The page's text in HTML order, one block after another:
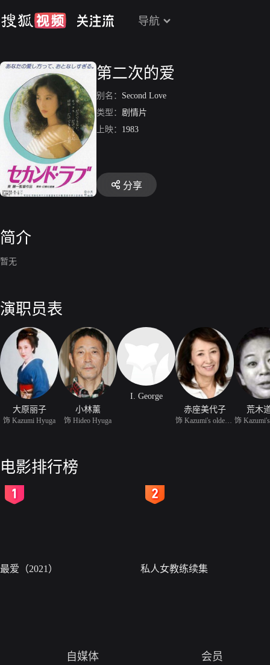
导航
第二次的爱
别名： Second Love
类型： 剧情片
上映： 1983
分享
简介
暂无
演职员表
大原丽子
饰 Kazumi Hyuga
小林薰
饰 Hideo Hyuga
I. George
赤座美代子
荒木
饰
电影排行榜
最爱（2021） 私人女教练续集
自媒体 会员